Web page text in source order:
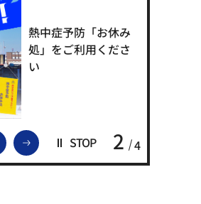
前のスライドを表示
次のスライドを表示
STOP 2 4
熱中症予防「お休み
処」をご利用くださ
い